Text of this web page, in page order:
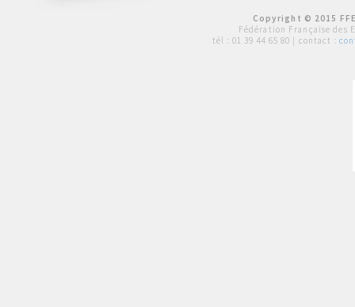
Copyright © 2015
Fédération Française des
tél : 01 39 44 65 80 | contact :